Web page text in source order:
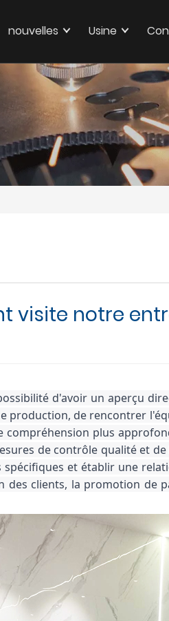
nouvelles Usine
visite notre
d'avoir un aperçu
de rencontrer
plus
de contrôle qualité et
et établir une
clients, la promotion de